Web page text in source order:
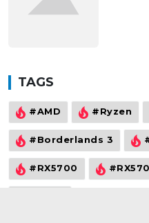
TAGS
#AMD #Ryzen
#Borderlands 3
#RX5700